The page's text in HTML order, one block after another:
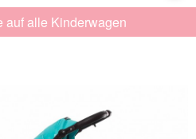
auf alle Kinderwagen